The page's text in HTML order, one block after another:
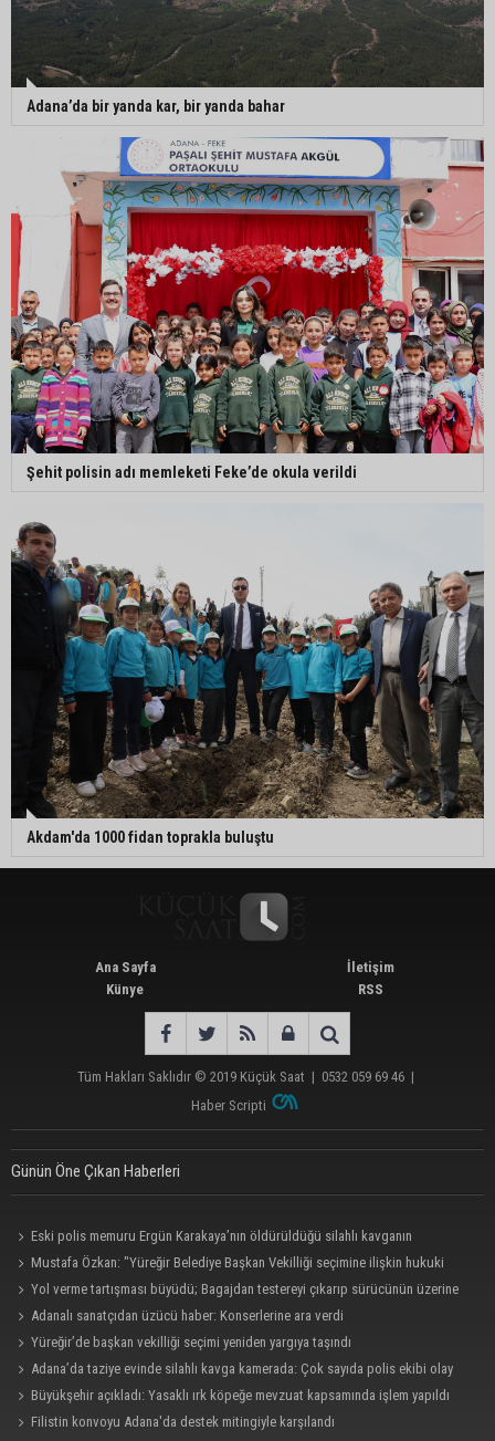
Adana’da bir yanda kar, bir yanda bahar
Şehit polisin adı memleketi Feke’de okula verildi
Akdam'da 1000 fidan toprakla buluştu
Ana Sayfa
Künye
İletişim
RSS
Tüm Hakları Saklıdır © 2019 Küçük Saat | 0532 059 69 46 |
Haber Scripti
Günün Öne Çıkan Haberleri
Eski polis memuru Ergün Karakaya’nın öldürüldüğü silahlı kavganın
görüntüleri ortaya çıktı
Mustafa Özkan: "Yüreğir Belediye Başkan Vekilliği seçimine ilişkin hukuki
süreç başlatıldı"
Yol verme tartışması büyüdü; Bagajdan testereyi çıkarıp sürücünün üzerine
yürüdü
Adanalı sanatçıdan üzücü haber: Konserlerine ara verdi
Yüreğir’de başkan vekilliği seçimi yeniden yargıya taşındı
Adana’da taziye evinde silahlı kavga kamerada: Çok sayıda polis ekibi olay
yerine sevk edildi
Büyükşehir açıkladı: Yasaklı ırk köpeğe mevzuat kapsamında işlem yapıldı
Filistin konvoyu Adana'da destek mitingiyle karşılandı